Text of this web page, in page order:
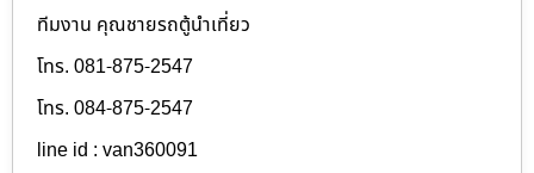
ทีมงาน คุณชายรถตู้นำเที่ยว
โทร. 081-875-2547
โทร. 084-875-2547
line id : van360091